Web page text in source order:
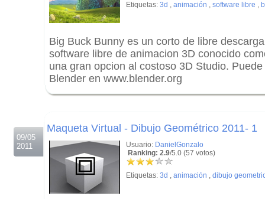
Etiquetas: 3d , animación , software libre ,
Big Buck Bunny es un corto de libre
software libre de animacion 3D conocido
una gran opcion al costoso 3D Studio.
Blender en www.blender.org
09/05
2011
Maqueta Virtual - Dibujo Geométrico 2011- 1
Usuario: DanielGonzalo
Ranking: 2.9/5.0 (57 votos)
Etiquetas: 3d , animación , dibujo